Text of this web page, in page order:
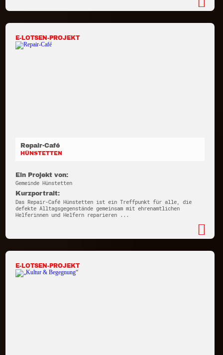
E-LOTSEN-PROJEKT
Repair-Café
HÜNSTETTEN
Ein Projekt von:
Gemeinde Hünstetten
Kurzportrait:
Das Repair-Café Hünstetten ist ein Treffpunkt für alle, die
defekte Alltagsgegenstände gemeinsam mit ehrenamtlichen
Helferinnen und Helfern reparieren ...
E-LOTSEN-PROJEKT